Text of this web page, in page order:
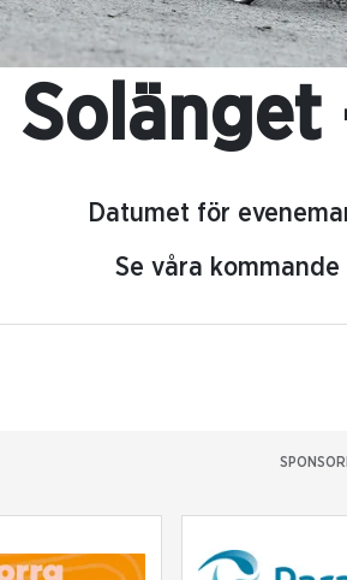
Solänget
Datumet för
Se våra